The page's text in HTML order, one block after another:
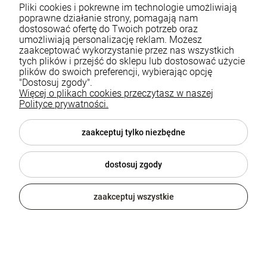
estetyk daje wyjątkowy efekt – elegancki, ale nienachalny, prosty,
ale pełen charakteru.
Styl vintage a meble loftowe – dlaczego się tak świetnie
uzupełniają?
W świecie aranżacji wnętrz istnieje wiele inspiracji, ale jednym z
elementami w stylu vintage. Dlaczego to połączenie sprawdza się
doskonale?
Styl vintage to hołd dla przeszłości – pełen uroku, nostalgii i
niepowtarzalnych detali. Charakteryzuje się obecnością mebli i
dodatków stylizowanych na przedmioty z minionych dekad lub
Pliki cookies i pokrewne im technologie umożliwiają
poprawne działanie strony, pomagają nam
dostosować ofertę do Twoich potrzeb oraz
umożliwiają personalizację reklam. Możesz
zaakceptować wykorzystanie przez nas wszystkich
tych plików i przejść do sklepu lub dostosować użycie
plików do swoich preferencji, wybierając opcję
"Dostosuj zgody".
Więcej o plikach cookies przeczytasz w naszej
Polityce prywatności.
zaakceptuj tylko niezbędne
dostosuj zgody
zaakceptuj wszystkie